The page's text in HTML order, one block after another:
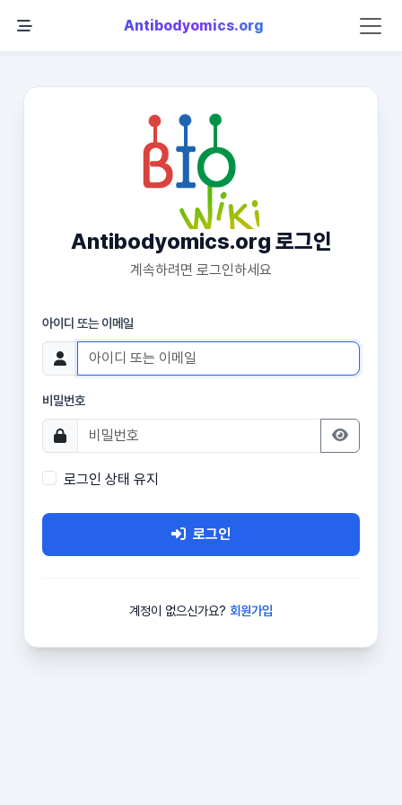
Antibodyomics.org
Antibodyomics.org 로그인
계속하려면 로그인하세요
아이디 또는 이메일
비밀번호
로그인 상태 유지
로그인
계정이 없으신가요? 회원가입